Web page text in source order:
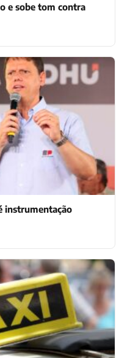
e sobe tom contra
instrumentação